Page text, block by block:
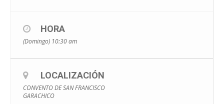
HORA
(Domingo) 10:30 am
LOCALIZACIÓN
CONVENTO DE SAN FRANCISCO
GARACHICO